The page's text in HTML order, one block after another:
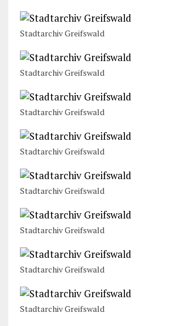
Stadtarchiv Greifswald
Stadtarchiv Greifswald
Stadtarchiv Greifswald
Stadtarchiv Greifswald
Stadtarchiv Greifswald
Stadtarchiv Greifswald
Stadtarchiv Greifswald
Stadtarchiv Greifswald